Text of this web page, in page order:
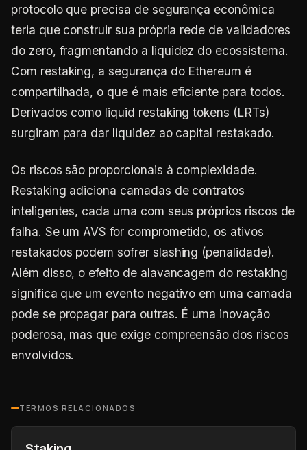
protocolo que precisa de segurança econômica
teria que construir sua própria rede de validadores
do zero, fragmentando a liquidez do ecossistema.
Com restaking, a segurança do Ethereum é
compartilhada, o que é mais eficiente para todos.
Derivados como liquid restaking tokens (LRTs)
surgiram para dar liquidez ao capital restakado.
Os riscos são proporcionais à complexidade.
Restaking adiciona camadas de contratos
inteligentes, cada uma com seus próprios riscos de
falha. Se um AVS for comprometido, os ativos
restakados podem sofrer slashing (penalidade).
Além disso, o efeito de alavancagem do restaking
significa que um evento negativo em uma camada
pode se propagar para outras. É uma inovação
poderosa, mas que exige compreensão dos riscos
envolvidos.
TERMOS RELACIONADOS